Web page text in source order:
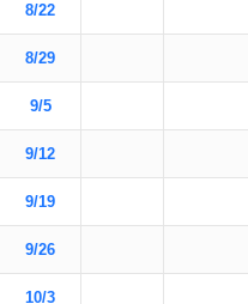
8/22
8/29
9/5
9/12
9/19
9/26
10/3